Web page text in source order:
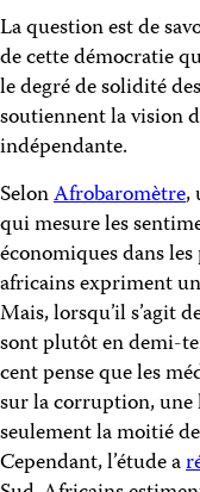
La question est de
de cette démocratie
le degré de solidité
soutiennent la vision
indépendante.
SelonAfrobaromètre,
qui mesure les
économiques dans
africains expriment
Mais, lorsqu’il s’agit
sont plutôt en demi-
cent pense que les
sur la corruption, une
seulement la moitié
Cependant, l’étude a